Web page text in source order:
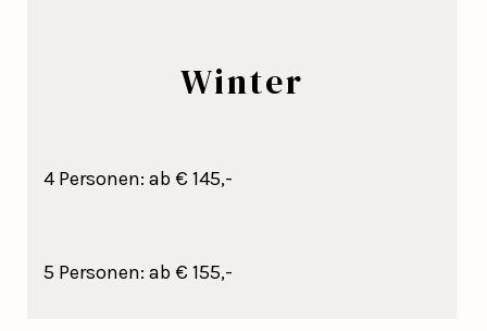
Winter
4 Personen: ab € 145,-
5 Personen: ab € 155,-